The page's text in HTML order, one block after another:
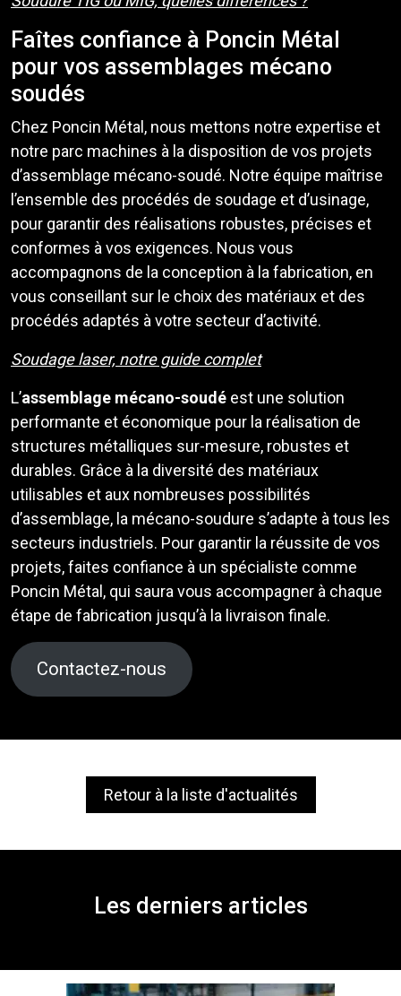
Faîtes confiance à Poncin Métal
pour vos assemblages mécano
soudés
Chez Poncin Métal, nous mettons notre expertise et
notre parc machines à la disposition de vos projets
d’assemblage mécano-soudé. Notre équipe maîtrise
l’ensemble des procédés de soudage et d’usinage,
pour garantir des réalisations robustes, précises et
conformes à vos exigences. Nous vous
accompagnons de la conception à la fabrication, en
vous conseillant sur le choix des matériaux et des
procédés adaptés à votre secteur d’activité.
Soudage laser, notre guide complet
L’assemblage mécano-soudé est une solution
performante et économique pour la réalisation de
structures métalliques sur-mesure, robustes et
durables. Grâce à la diversité des matériaux
utilisables et aux nombreuses possibilités
d’assemblage, la mécano-soudure s’adapte à tous les
secteurs industriels. Pour garantir la réussite de vos
projets, faites confiance à un spécialiste comme
Poncin Métal, qui saura vous accompagner à chaque
étape de fabrication jusqu’à la livraison finale.
Contactez-nous
Retour à la liste d'actualités
Les derniers articles